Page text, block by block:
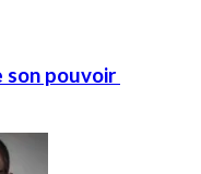
son pouvoir